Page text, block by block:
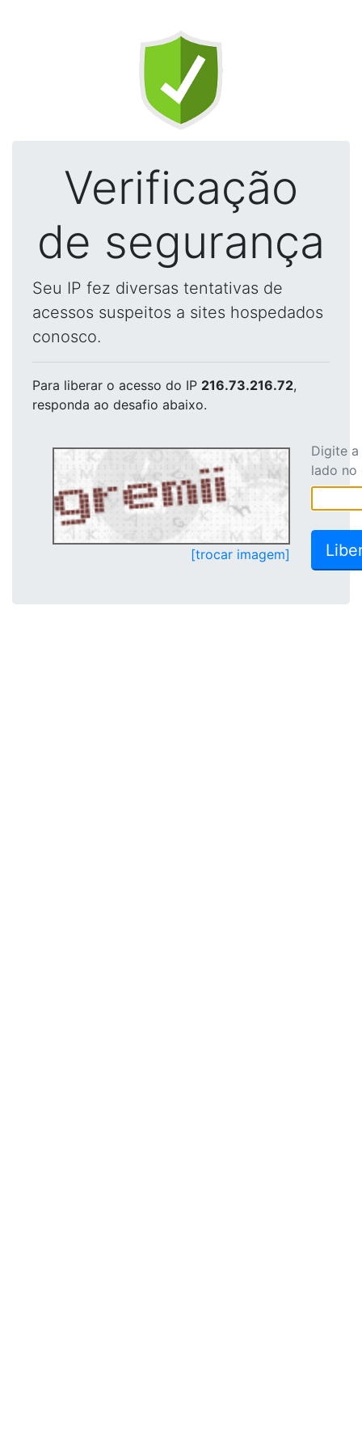
Verificação
de segurança
Seu IP fez diversas tentativas de
acessos suspeitos a sites hospedados
conosco.
Para liberar o acesso do IP 216.73.216.72,
responda ao desafio abaixo.
[trocar imagem]
Digite
lado no